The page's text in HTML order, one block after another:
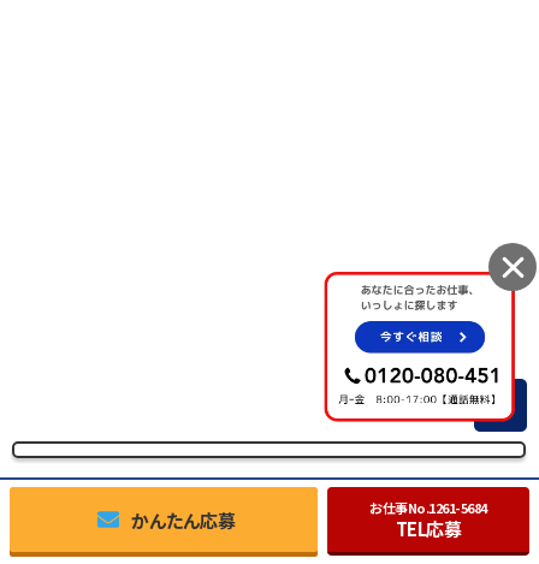
お仕事No.1261-5684
TEL応募
かんたん応募
TOP